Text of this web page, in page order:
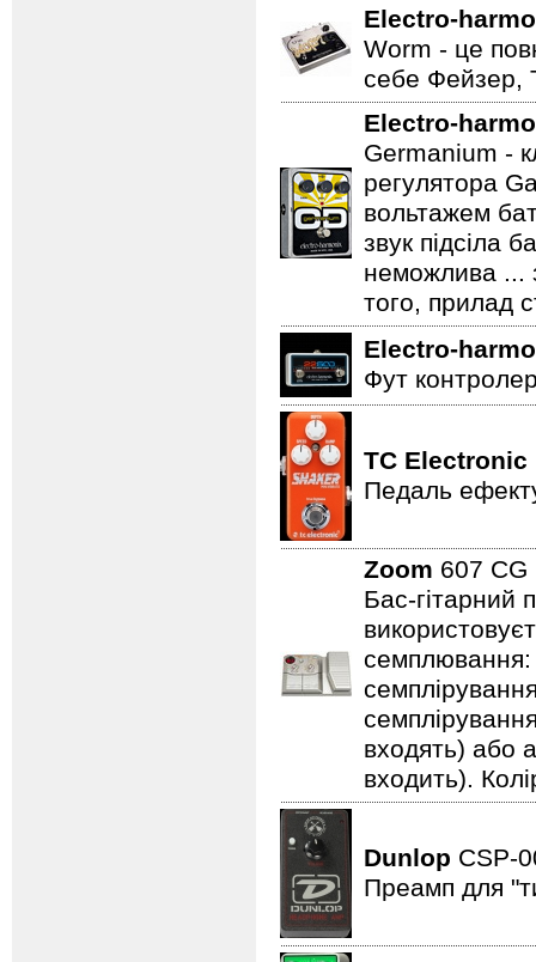
Electro-
Worm - це
себе Фейзер,
Electro-
Germanium -
регулятора
вольтажем
звук підсіла
неможлива ...
того, прилад
Electro-
Фут
TC Electronic
Педаль
Zoom 607
Бас-гітарний
семплювання:
входять) або
входить).
Dunlop CSP-
Преамп для